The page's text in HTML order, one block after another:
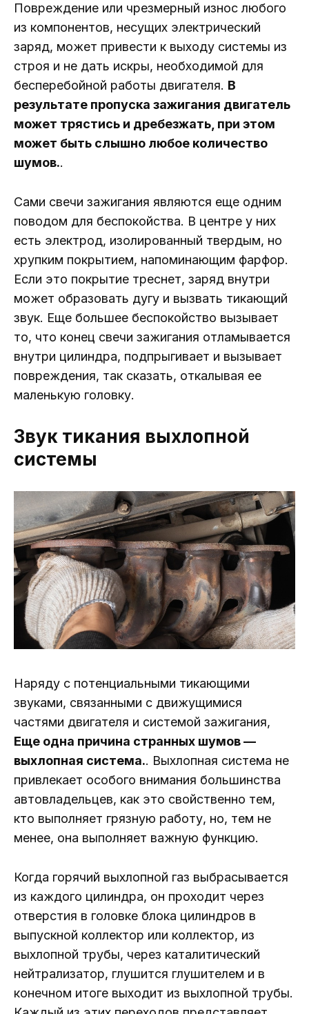
Повреждение или чрезмерный износ любого
из компонентов, несущих электрический
заряд, может привести к выходу системы из
строя и не дать искры, необходимой для
бесперебойной работы двигателя. В
результате пропуска зажигания двигатель
может трястись и дребезжать, при этом
может быть слышно любое количество
шумов..
Сами свечи зажигания являются еще одним
поводом для беспокойства. В центре у них
есть электрод, изолированный твердым, но
хрупким покрытием, напоминающим фарфор.
Если это покрытие треснет, заряд внутри
может образовать дугу и вызвать тикающий
звук. Еще большее беспокойство вызывает
то, что конец свечи зажигания отламывается
внутри цилиндра, подпрыгивает и вызывает
повреждения, так сказать, откалывая ее
маленькую головку.
Звук тикания выхлопной
системы
Наряду с потенциальными тикающими
звуками, связанными с движущимися
частями двигателя и системой зажигания,
Еще одна причина странных шумов —
выхлопная система.. Выхлопная система не
привлекает особого внимания большинства
автовладельцев, как это свойственно тем,
кто выполняет грязную работу, но, тем не
менее, она выполняет важную функцию.
Когда горячий выхлопной газ выбрасывается
из каждого цилиндра, он проходит через
отверстия в головке блока цилиндров в
выпускной коллектор или коллектор, из
выхлопной трубы, через каталитический
нейтрализатор, глушится глушителем и в
конечном итоге выходит из выхлопной трубы.